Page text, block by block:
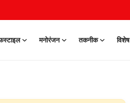
मनोरंजन तकनीक विशेष